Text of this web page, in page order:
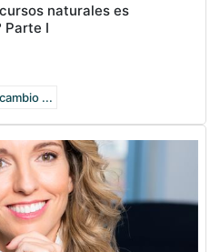
naturales es
Parte I
cambio ...